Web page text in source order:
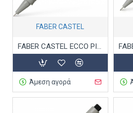
FABER CASTEL
FABER CASTEL ECCO PIGMENT ΜΑΡΚΑΔΟΡΟΣ ΣΧΕΔΙΟΥ 0.05 ΜΑΥΡΟ
Άμεση αγορά